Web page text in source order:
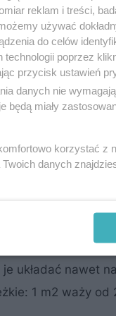
dachów. Dzięki
kształtach –
pokrycia –
od 47 do 75 kg.
podobne
i
tej wycina się
mm. Z łupka
układać nawet
1 m2 waży od
reklam i treści,
używać
do celów
poprzez
przycisk ustawień
danych nie
będą miały
korzystać z
danych